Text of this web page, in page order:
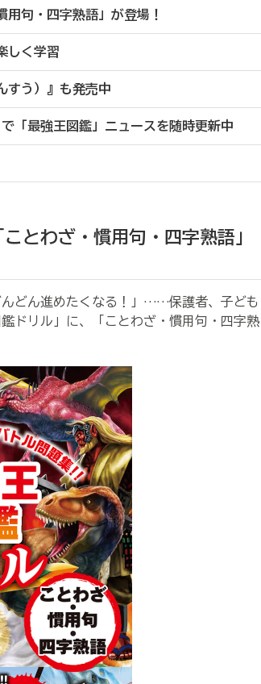
句・四字熟語」が登場！
しく学習
すう）』も発売中
「最強王図鑑」ニュースを随時更新中
とわざ・慣用句・四字熟語」
んどん進めたくなる！」……保護者、子ども
ドリル」に、「ことわざ・慣用句・四字熟